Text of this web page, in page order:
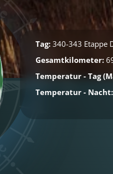
Tag: 340-343 Etappe
Gesamtkilometer:
Temperatur - Tag
Temperatur - Nacht: